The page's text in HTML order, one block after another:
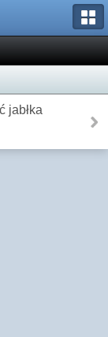
jabłka